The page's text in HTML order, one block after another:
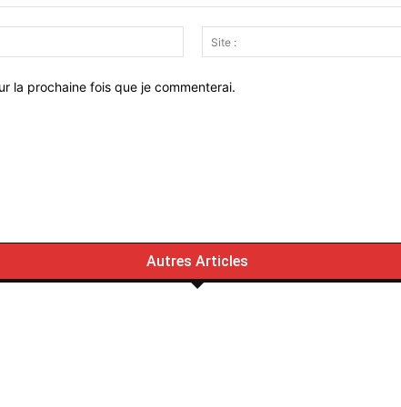
Email
:*
la prochaine fois que je commenterai.
Autres Articles